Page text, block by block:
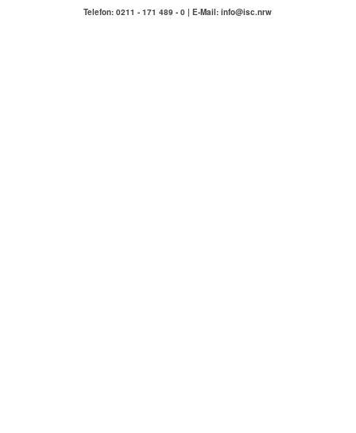
Telefon: 0211 - 171 489 - 0 | E-Mail: info@isc.nrw